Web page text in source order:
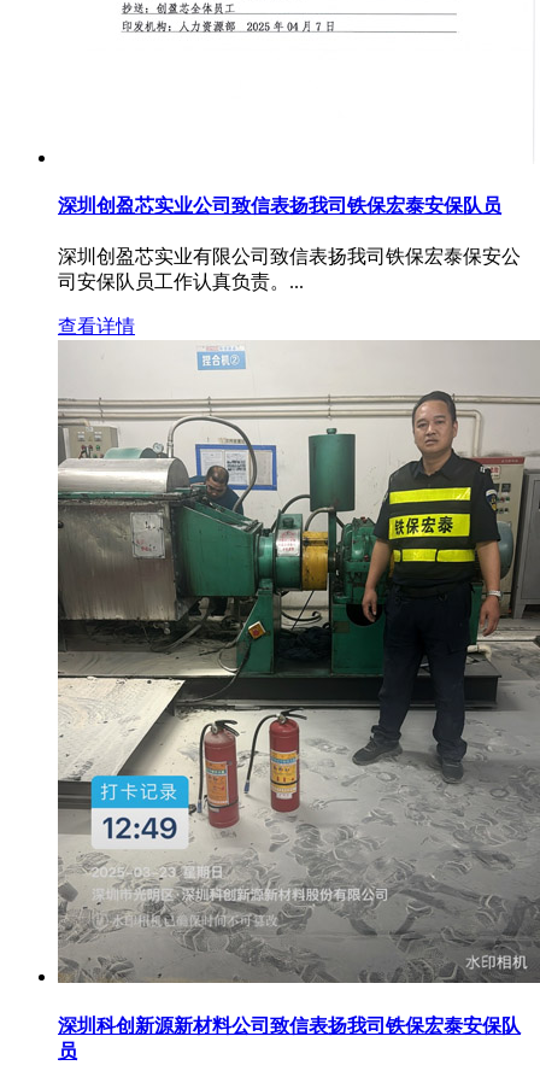
深圳创盈芯实业公司致信表扬我司铁保宏泰安保队员
深圳创盈芯实业有限公司致信表扬我司铁保宏泰保安公
司安保队员工作认真负责。...
查看详情
深圳科创新源新材料公司致信表扬我司铁保宏泰安保队
员